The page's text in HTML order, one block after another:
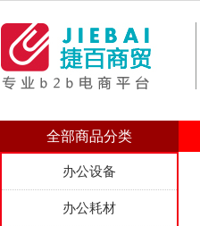
全部商品分类
办公设备
办公耗材